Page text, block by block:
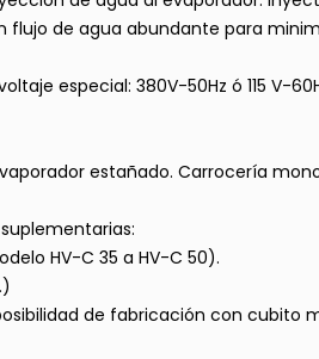
de agua abundante para
especial: 380V-50Hz ó 115 V-
estañado. Carrocería
HV-C 35 a HV-C 50).
de fabricación con cubito